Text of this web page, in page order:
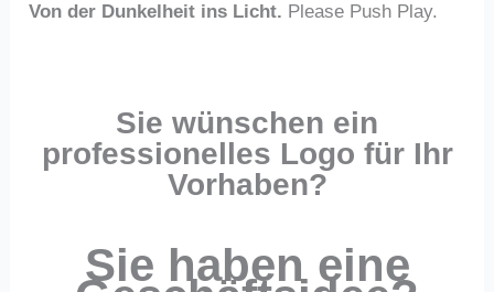
Von der Dunkelheit ins Licht. Please Push Play.
Sie wünschen ein
professionelles Logo für Ihr
Vorhaben?
Sie haben eine